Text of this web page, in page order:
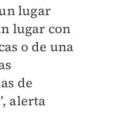
lugar
lugar con
o de una
de
alerta